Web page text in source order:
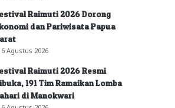
Raimuti 2026 Dorong
dan Pariwisata Papua
6 Agustus 2026
Raimuti 2026 Resmi
191 Tim Ramaikan Lomba
di Manokwari